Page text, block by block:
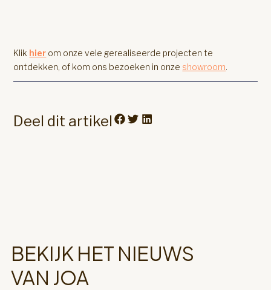
Klik hier om onze vele gerealiseerde projecten te
ontdekken, of kom ons bezoeken in onze showroom.
Deel dit artikel
BEKIJK HET NIEUWS
VAN JOA